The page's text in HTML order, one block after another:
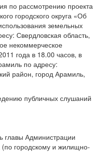
по рассмотрению проекта
городского округа «Об
земельных
Свердловская область,
некоммерческое
года в 18.00 часов, в
по адресу:
район, город Арамиль,
публичных слушаний
главы Администрации
(по городскому и жилищно-